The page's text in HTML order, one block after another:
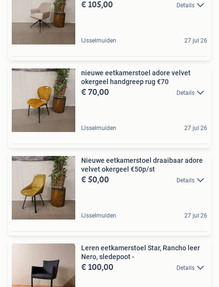
€ 105,00 Details
IJsselmuiden 27 jul 26
nieuwe eetkamerstoel adore velvet
okergeel handgreep rug €70
€ 70,00 Details
IJsselmuiden 27 jul 26
Nieuwe eetkamerstoel draaibaar adore
velvet okergeel €50p/st
€ 50,00 Details
IJsselmuiden 27 jul 26
Leren eetkamerstoel Star, Rancho leer
Nero, sledepoot -
€ 100,00 Details